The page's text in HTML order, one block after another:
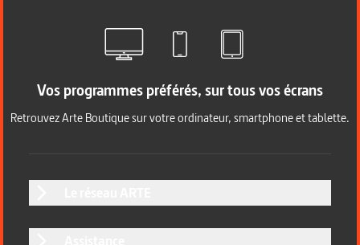
Vos programmes préférés, sur tous vos écrans
Retrouvez Arte Boutique sur votre ordinateur, smartphone et tablette.